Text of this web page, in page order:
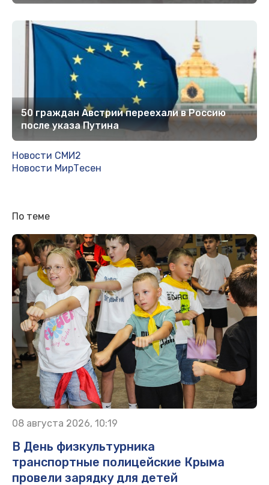
50 граждан Австрии переехали в Россию
после указа Путина
Новости СМИ2
Новости МирТесен
По теме
08 августа 2026, 10:19
В День физкультурника
транспортные полицейские Крыма
провели зарядку для детей